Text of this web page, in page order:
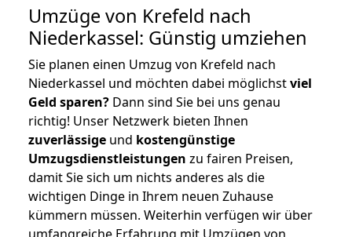
Umzüge von Krefeld nach
Niederkassel: Günstig umziehen
Sie planen einen Umzug von Krefeld nach
Niederkassel und möchten dabei möglichstviel
Geld sparen? Dann sind Sie bei uns genau
richtig! Unser Netzwerk bieten Ihnen
zuverlässige und kostengünstige
Umzugsdienstleistungen zu fairen Preisen,
damit Sie sich um nichts anderes als die
wichtigen Dinge in Ihrem neuen Zuhause
kümmern müssen. Weiterhin verfügen wir über